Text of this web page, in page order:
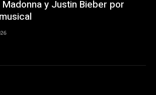
y Justin Bieber por